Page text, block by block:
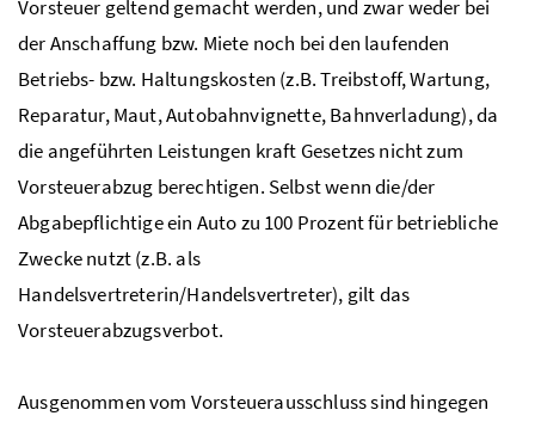
Vorsteuer geltend gemacht werden, und zwar weder bei
der Anschaffung bzw. Miete noch bei den laufenden
Betriebs- bzw. Haltungskosten (z.B.Treibstoff, Wartung,
Reparatur, Maut, Autobahnvignette, Bahnverladung), da
die angeführten Leistungen kraft Gesetzes nicht zum
Vorsteuerabzug berechtigen. Selbst wenn die/der
Abgabepflichtige ein Auto zu 100 Prozent für betriebliche
Zwecke nutzt (z.B. als
Handelsvertreterin/Handelsvertreter), gilt das
Vorsteuerabzugsverbot.
Ausgenommen vom Vorsteuerausschluss sind hingegen